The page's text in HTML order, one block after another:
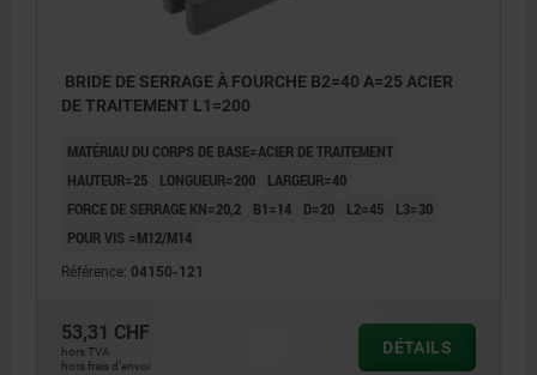
BRIDE DE SERRAGE À FOURCHE B2=40 A=25 ACIER
DE TRAITEMENT L1=200
MATÉRIAU DU CORPS DE BASE=ACIER DE TRAITEMENT
HAUTEUR=25
LONGUEUR=200
LARGEUR=40
FORCE DE SERRAGE KN=20,2
B1=14 D=20 L2=45
L3=30
POUR VIS =M12/M14
Référence: 04150-121
53,31 CHF
hors TVA
hors frais d’envoi
DÉTAILS